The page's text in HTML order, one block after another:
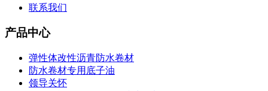
联系我们
产品中心
弹性体改性沥青防水卷材
防水卷材专用底子油
领导关怀